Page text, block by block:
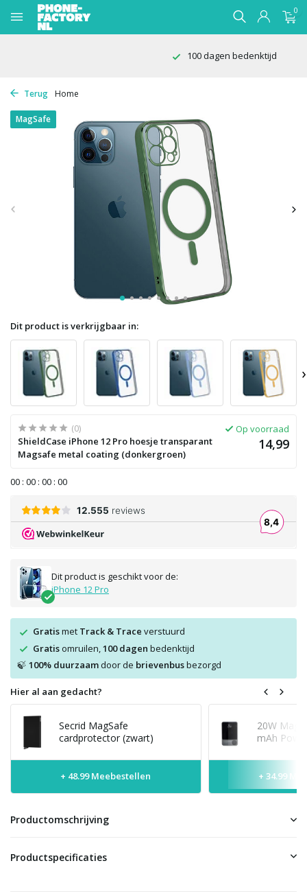
0
100 dagen bedenktijd
Terug Home
MagSafe
Dit product is verkrijgbaar in:
›
(0)
ShieldCase iPhone 12 Pro hoesje transparant
Magsafe metal coating (donkergroen)
Op voorraad
14,99
00 : 00 : 00 : 00
Dit product is geschikt voor de:
iPhone 12 Pro
Gratismet Track & Trace verstuurd
Gratisomruilen, 100 dagen bedenktijd
🍃 100% duurzaamdoor de brievenbusbezorgd
Hier al aan gedacht?
Secrid MagSafe
cardprotector (zwart)
+ 48.99 Meebestellen
20W
mAh
+ 34.99
Productomschrijving
Productspecificaties